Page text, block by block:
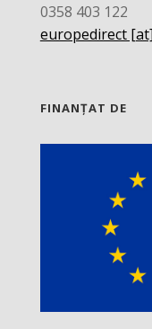
0358 403 122
europedirect
FINANȚAT DE